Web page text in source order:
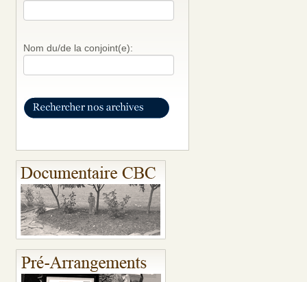
Nom du/de la conjoint(e):